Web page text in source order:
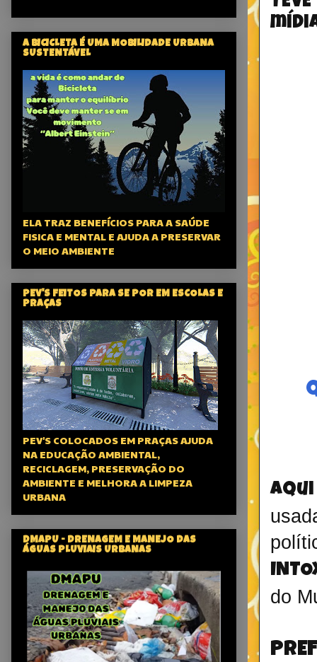
mídia
aqui
do
A BICICLETA É UMA MOBILIDADE URBANA
SUSTENTÁVEL
ELA TRAZ BENEFÍCIOS PARA A SAÚDE
FISICA E MENTAL E AJUDA A PRESERVAR
O MEIO AMBIENTE
PEV'S FEITOS PARA SE POR EM ESCOLAS E
PRAÇAS
PEV'S COLOCADOS EM PRAÇAS AJUDA
NA EDUCAÇÃO AMBIENTAL,
RECICLAGEM, PRESERVAÇÃO DO
AMBIENTE E MELHORA A LIMPEZA
URBANA
DMAPU - DRENAGEM E MANEJO DAS
ÁGUAS PLUVIAIS URBANAS